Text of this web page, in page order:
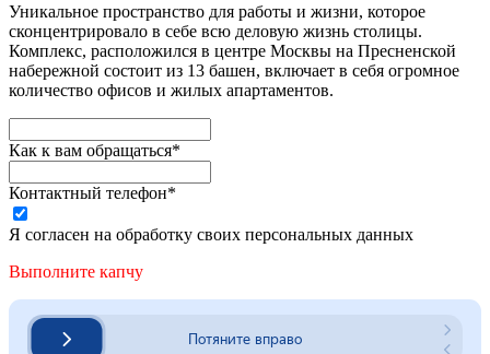
Уникальное пространство для работы и жизни, которое
сконцентрировало в себе всю деловую жизнь столицы.
Комплекс, расположился в центре Москвы на Пресненской
набережной состоит из 13 башен, включает в себя огромное
количество офисов и жилых апартаментов.
Как к вам обращаться*
Контактный телефон*
Я согласен на обработку своих персональных данных
Выполните капчу